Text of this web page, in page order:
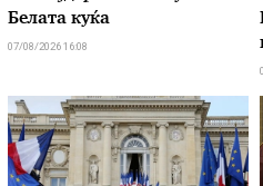
Белата куќа
07/08/2026 16:08